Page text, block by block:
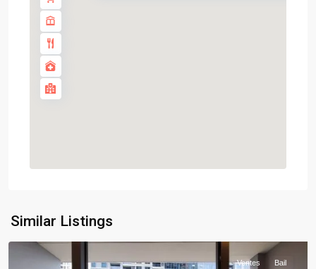
Similar Listings
Ventes Bail